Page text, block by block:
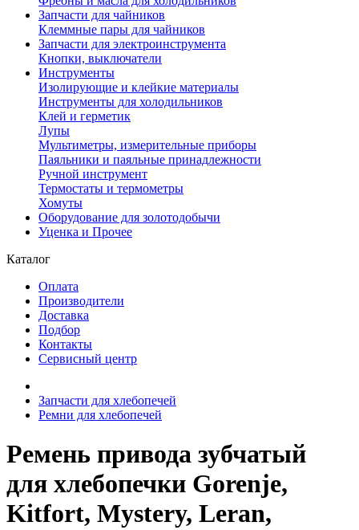
Запчасти для чайников
Клеммные пары для чайников
Запчасти для электроинструмента
Кнопки, выключатели
Инструменты
Изолирующие и клейкие материалы
Инструменты для холодильников
Клей и герметик
Лупы
Мультиметры, измерительные приборы
Паяльники и паяльные принадлежности
Ручной инструмент
Термостаты и термометры
Хомуты
Оборудование для золотодобычи
Уценка и Прочее
Каталог
Оплата
Производители
Доставка
Подбор
Контакты
Сервисный центр
Запчасти для хлебопечей
Ремни для хлебопечей
Ремень привода зубчатый
для хлебопечки Gorenje,
Kitfort, Mystery, Leran,